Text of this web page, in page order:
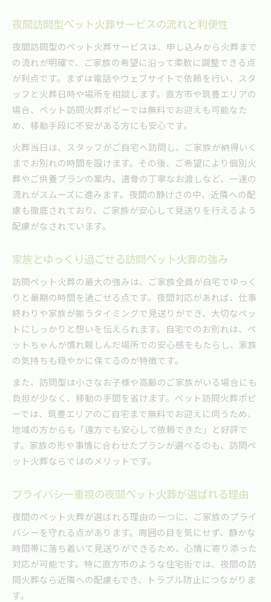
夜間訪問型ペット火葬サービスの流れと利便性
夜間訪問型のペット火葬サービスは、申し込みから火葬まで
の流れが明確で、ご家族の希望に沿って柔軟に調整できる点
が利点です。まずは電話やウェブサイトで依頼を行い、スタ
ッフと火葬日時や場所を相談します。直方市や筑豊エリアの
場合、ペット訪問火葬ポピーでは無料でお迎えも可能なた
め、移動手段に不安がある方にも安心です。
火葬当日は、スタッフがご自宅へ訪問し、ご家族が納得いく
までお別れの時間を設けます。その後、ご希望により個別火
葬やご供養プランの案内、遺骨の丁寧なお渡しなど、一連の
流れがスムーズに進みます。夜間の静けさの中、近隣への配
慮も徹底されており、ご家族が安心して見送りを行えるよう
配慮がなされています。
家族とゆっくり過ごせる訪問ペット火葬の強み
訪問ペット火葬の最大の強みは、ご家族全員が自宅でゆっく
りと最期の時間を過ごせる点です。夜間対応があれば、仕事
終わりや家族が揃うタイミングで見送りができ、大切なペッ
トにしっかりと想いを伝えられます。自宅でのお別れは、ペ
ットちゃんが慣れ親しんだ場所での安心感をもたらし、家族
の気持ちも穏やかに保てるのが特徴です。
また、訪問型は小さなお子様や高齢のご家族がいる場合にも
負担が少なく、移動の手間を省けます。ペット訪問火葬ポピ
ーでは、筑豊エリアのご自宅まで無料でお迎えに伺うため、
地域の方からも「遠方でも安心して依頼できた」と好評で
す。家族の形や事情に合わせたプランが選べるのも、訪問ペ
ット火葬ならではのメリットです。
プライバシー重視の夜間ペット火葬が選ばれる理由
夜間のペット火葬が選ばれる理由の一つに、ご家族のプライ
バシーを守れる点があります。周囲の目を気にせず、静かな
時間帯に落ち着いて見送りができるため、心情に寄り添った
対応が可能です。特に直方市のような住宅街では、夜間の訪
問火葬なら近隣への配慮もでき、トラブル防止につながりま
す。